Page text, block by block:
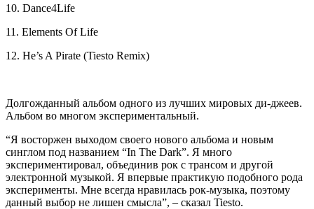
10. Dance4Life
11. Elements Of Life
12. He’s A Pirate (Tiesto Remix)
Долгожданный альбом одного из лучших мировых ди-джеев.
Альбом во многом экспериментальный.
“Я восторжен выходом своего нового альбома и новым
синглом под названием “In The Dark”. Я много
экспериментировал, объединив рок с трансом и другой
электронной музыкой. Я впервые практикую подобного рода
эксперименты. Мне всегда нравилась рок-музыка, поэтому
данный выбор не лишен смысла”, – сказал Tiesto.